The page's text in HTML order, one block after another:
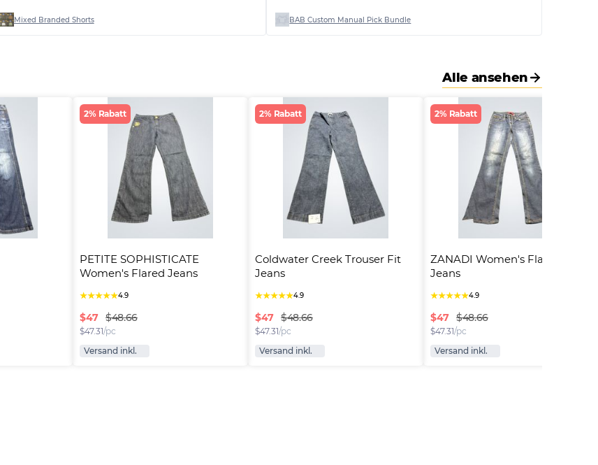
Mixed Branded Shorts BAB Custom Manual Pick Bundle
Alle ansehen
2% Rabatt
PETITE SOPHISTICATE
Women's Flared Jeans
★★★★★4.9
$47 $48.66
$47.31/pc
Versand inkl.
2% Rabatt
Coldwater Creek Trouser Fit
Jeans
★★★★★4.9
$47 $48.66
$47.31/pc
Versand inkl.
2% Rabatt
ZANADI Women's Flared
Jeans
★★★★★4.9
$47 $48.66
$47.31/pc
Versand inkl.